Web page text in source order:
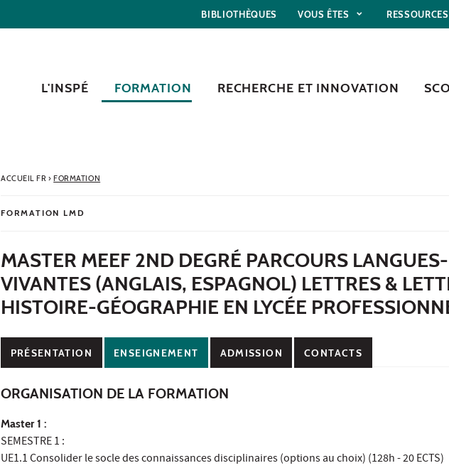
BIBLIOTHÈQUES VOUS ÊTES RESSOURCES
L'INSPÉ FORMATION RECHERCHE ET INNOVATION
ACCUEIL FR› FORMATION
FORMATION LMD
MASTER MEEF 2ND DEGRÉ PARCOURS LANGUES-
VIVANTES (ANGLAIS, ESPAGNOL) LETTRES &
HISTOIRE-GÉOGRAPHIE EN LYCÉE
PRÉSENTATION ENSEIGNEMENT ADMISSION CONTACTS
ORGANISATION DE LA FORMATION
Master 1 :
SEMESTRE 1 :
UE1.1 Consolider le socle des connaissances disciplinaires (options au choix) (128h - 20 ECTS)